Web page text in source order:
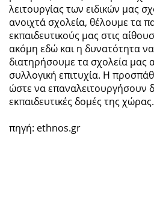
λειτουργίας των ειδικών μας
ανοιχτά σχολεία, θέλουμε τα
εκπαιδευτικούς μας στις
ακόμη εδώ και η δυνατότητα
διατηρήσουμε τα σχολεία μας
συλλογική επιτυχία. Η
ώστε να επαναλειτουργήσουν
εκπαιδευτικές δομές της
πηγή: ethnos.gr